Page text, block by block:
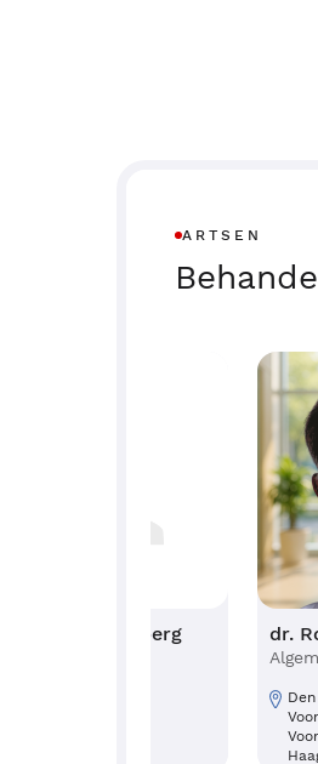
ARTSEN
drs. Eline Rijgersberg